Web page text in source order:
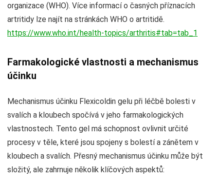
organizace (WHO). Více informací o časných příznacích
artritidy lze najít na stránkách WHO o artritidě.
https://www.who.int/health-topics/arthritis#tab=tab_1
Farmakologické vlastnosti a mechanismus
účinku
Mechanismus účinku Flexicoldin gelu při léčbě bolesti v
svalích a kloubech spočívá v jeho farmakologických
vlastnostech. Tento gel má schopnost ovlivnit určité
procesy v těle, které jsou spojeny s bolestí a zánětem v
kloubech a svalích. Přesný mechanismus účinku může být
složitý, ale zahrnuje několik klíčových aspektů: